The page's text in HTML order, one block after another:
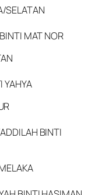
SELATAN
MAT NOR
YAHYA
BINTI